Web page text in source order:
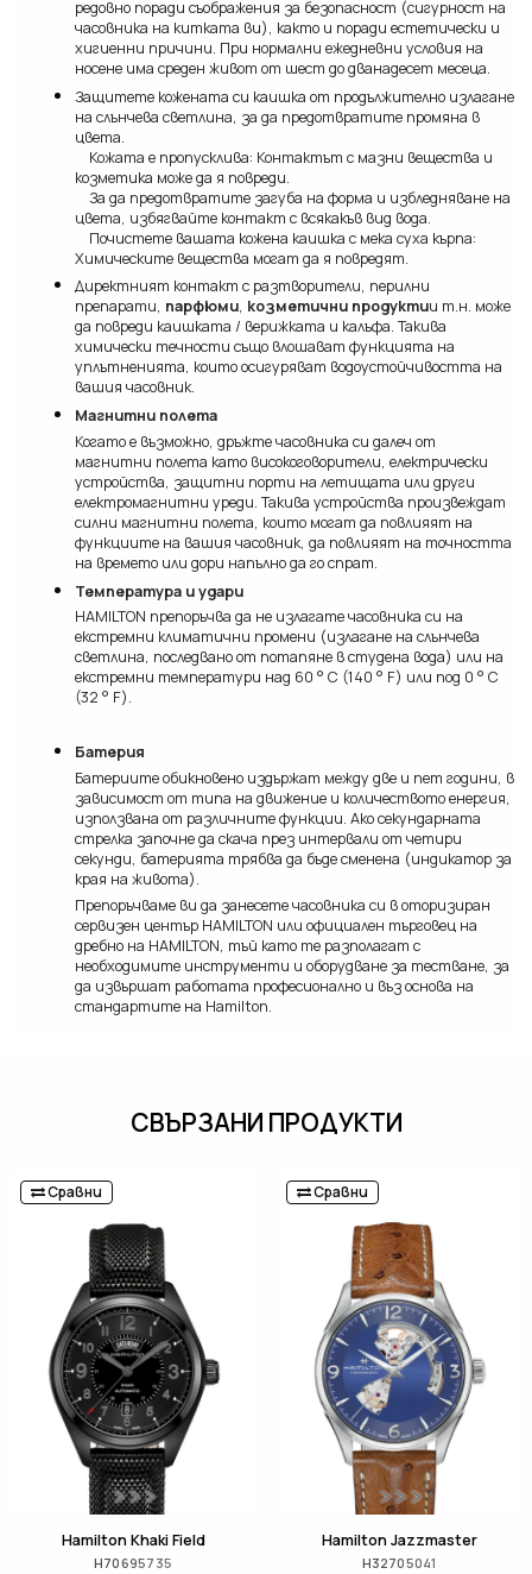
редовно поради съображения за безопасност (сигурност на
часовника на китката ви), както и поради естетически и
хигиенни причини. При нормални ежедневни условия на
носене има среден живот от шест до дванадесет месеца.
Защитете кожената си каишка от продължително излагане
на слънчева светлина, за да предотвратите промяна в
цвета.
Кожата е пропусклива: Контактът с мазни вещества и
козметика може да я повреди.
За да предотвратите загуба на форма и избледняване на
цвета, избягвайте контакт с всякакъв вид вода.
Почистете вашата кожена каишка с мека суха кърпа:
Химическите вещества могат да я повредят.
Директният контакт с разтворители, перилни
препарати, парфюми, козметични продуктии т.н. може
да повреди каишката / верижката и калъфа. Такива
химически течности също влошават функцията на
уплътненията, които осигуряват водоустойчивостта на
вашия часовник.
Магнитни полета
Когато е възможно, дръжте часовника си далеч от
магнитни полета като високоговорители, електрически
устройства, защитни порти на летищата или други
електромагнитни уреди. Такива устройства произвеждат
силни магнитни полета, които могат да повлияят на
функциите на вашия часовник, да повлияят на точността
на времето или дори напълно да го спрат.
Температура и удари
HAMILTON препоръчва да не излагате часовника си на
екстремни климатични промени (излагане на слънчева
светлина, последвано от потапяне в студена вода) или на
екстремни температури над 60 ° C (140 ° F) или под 0 ° C
(32 ° F).
Батерия
Батериите обикновено издържат между две и пет години, в
зависимост от типа на движение и количеството енергия,
използвана от различните функции. Ако секундарната
стрелка започне да скача през интервали от четири
секунди, батерията трябва да бъде сменена (индикатор за
края на живота).
Препоръчваме ви да занесете часовника си в оторизиран
сервизен център HAMILTON или официален търговец на
дребно на HAMILTON, тъй като те разполагат с
необходимите инструменти и оборудване за тестване, за
да извършат работата професионално и въз основа на
стандартите на Hamilton.
СВЪРЗАНИ ПРОДУКТИ
Сравни
Hamilton Khaki Field
H70695735
Сравни
Hamilton Jazzmaster
H32705041